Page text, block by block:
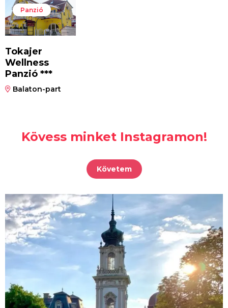
Panzió
Tokajer
Wellness
Panzió ***
Balaton-part
Kövess minket Instagramon!
Követem